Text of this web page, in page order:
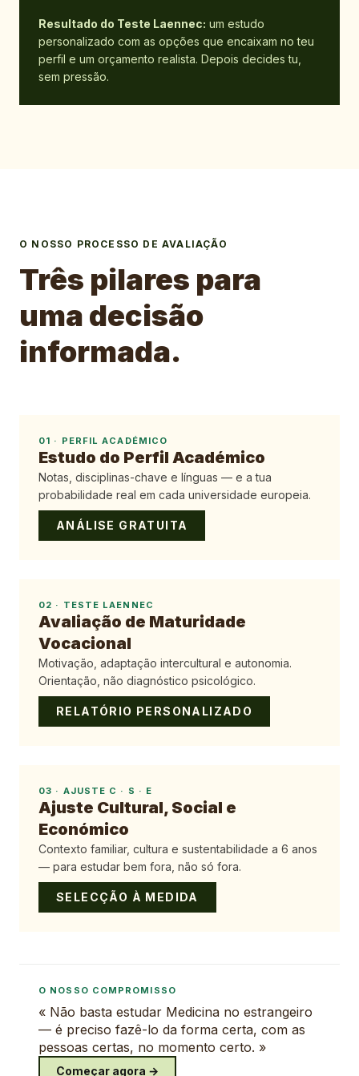
Resultado do Teste Laennec: um estudo
personalizado com as opções que encaixam no teu
perfil e um orçamento realista. Depois decides tu,
sem pressão.
O NOSSO PROCESSO DE AVALIAÇÃO
Três pilares para
uma decisão
informada.
01 · PERFIL ACADÉMICO
Estudo do Perfil Académico
Notas, disciplinas-chave e línguas — e a tua
probabilidade real em cada universidade europeia.
ANÁLISE GRATUITA
02 · TESTE LAENNEC
Avaliação de Maturidade
Vocacional
Motivação, adaptação intercultural e autonomia.
Orientação, não diagnóstico psicológico.
RELATÓRIO PERSONALIZADO
03 · AJUSTE C · S · E
Ajuste Cultural, Social e
Económico
Contexto familiar, cultura e sustentabilidade a 6 anos
— para estudar bem fora, não só fora.
SELECÇÃO À MEDIDA
O NOSSO COMPROMISSO
« Não basta estudar Medicina no estrangeiro
— é preciso fazê-lo da forma certa, com as
pessoas certas, no momento certo. »
Começar agora →